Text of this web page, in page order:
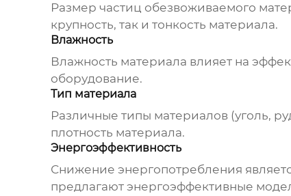
Размер частиц обезвоживаемого
крупность, так и тонкость материала.
Влажность
Влажность материала влияет на
оборудование.
Тип материала
Различные типы материалов (уголь,
плотность материала.
Энергоэффективность
Снижение энергопотребления
предлагают энергоэффективные